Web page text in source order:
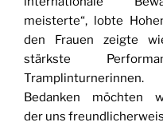
meisterte“, lobte
den Frauen zeigte
stärkste
Tramplinturnerinnen.
Bedanken
der uns